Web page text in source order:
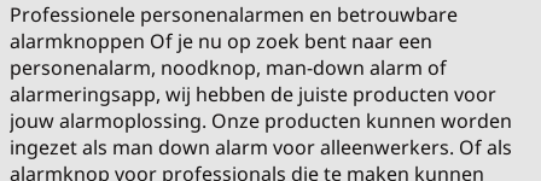
Professionele personenalarmen en betrouwbare
alarmknoppen Of je nu op zoek bent naar een
personenalarm, noodknop, man-down alarm of
alarmeringsapp, wij hebben de juiste producten voor
jouw alarmoplossing. Onze producten kunnen worden
ingezet als man down alarm voor alleenwerkers. Of als
alarmknop voor professionals die te maken kunnen